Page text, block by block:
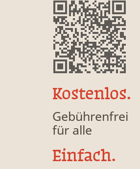
Kostenlos.
Gebührenfrei
für alle
Einfach.